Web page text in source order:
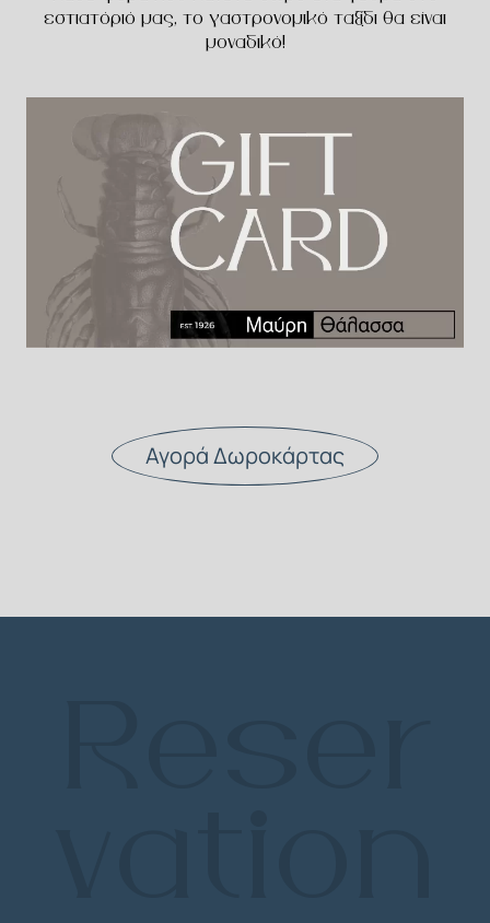
εστιατόριό μας, το γαστρονομικό ταξίδι θα είναι
μοναδικό!
Αγορά Δωροκάρτας